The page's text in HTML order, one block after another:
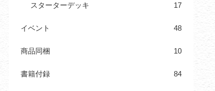
スターターデッキ 17
イベント 48
商品同梱 10
書籍付録 84